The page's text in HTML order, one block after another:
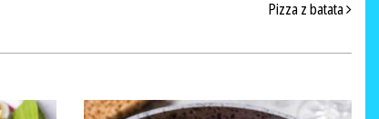
Pizza z batata